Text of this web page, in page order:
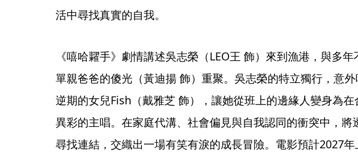
活中尋找真實的自我。
《嘻哈糶手》劇情講述吳志榮（LEO王 飾）來到漁港，與多
單親爸爸的傻光（黃迪揚 飾）重聚。吳志榮的特立獨行，意
逆期的女兒Fish（戴雅芝 飾），讓她從班上的邊緣人變身為
異彩的主唱。在家庭代溝、社會偏見與自我認同的衝突中，將
尋找連結，交織出一場有笑有淚的成長冒險。電影預計2027年